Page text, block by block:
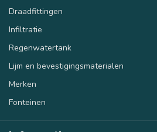
Draadfittingen
Infiltratie
Regenwatertank
Lijm en bevestigingsmaterialen
Merken
Fonteinen